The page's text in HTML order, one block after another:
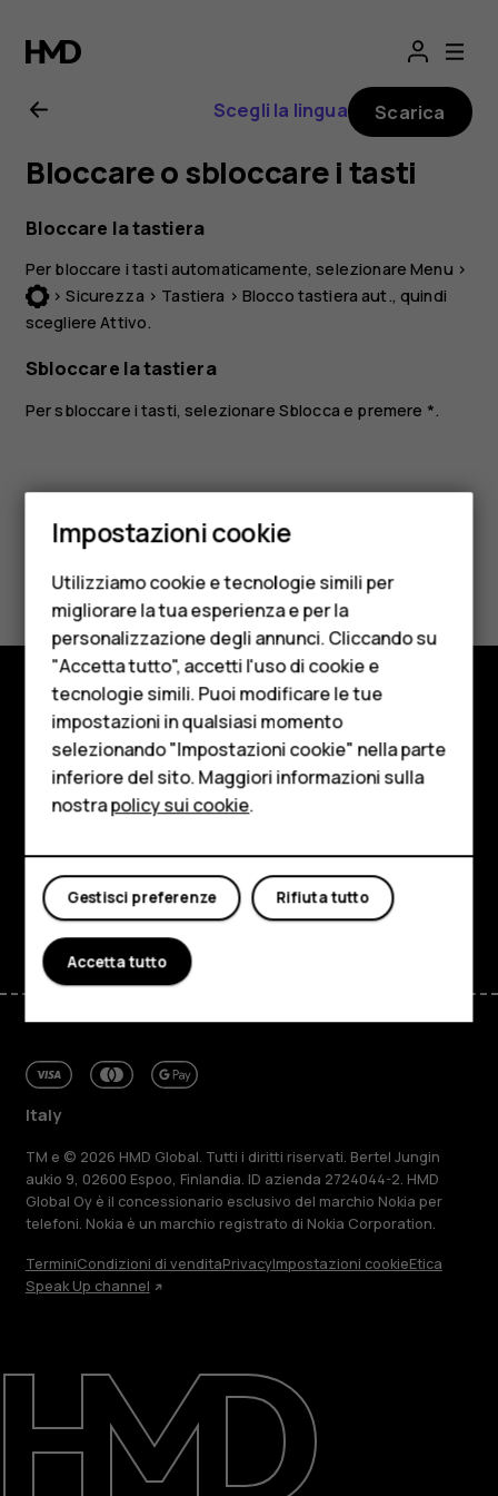
Manuale
d'uso
del
Nokia
3310
3G
Smartphone
Cellulari
Telefoni per anziani
Accessori
HMD Terra M
Per le imprese
Tablet
Negozio
Il mio account
Ripara, riutilizza, ricicla
Sostenibilità
Assistenza
Scegli la lingua Scarica
Bloccare o sbloccare i tasti
Bloccare la tastiera
Per bloccare i tasti automaticamente, selezionareMenu >
>Sicurezza > Tastiera > Blocco tastiera aut., quindi
scegliereAttivo.
Sbloccare la tastiera
Per sbloccare i tasti, selezionare Sblocca e premere *.
Sì No
Negozio
Informazioni su
Planet and people
Assistenza
FacebookInstagram
TiktokYoutubeLinkedinDiscord
Italy
TM e © 2026 HMD Global. Tutti i diritti riservati. Bertel Jungin
aukio 9, 02600 Espoo, Finlandia. ID azienda 2724044-2. HMD
Global Oy è il concessionario esclusivo del marchio Nokia per
telefoni. Nokia è un marchio registrato di Nokia Corporation.
TerminiCondizioni di venditaPrivacyImpostazioni cookieEtica
Speak Up channel
Impostazioni cookie
Utilizziamo cookie e tecnologie simili per
migliorare la tua esperienza e per la
personalizzazione degli annunci. Cliccando su
"Accetta tutto", accetti l'uso di cookie e
tecnologie simili. Puoi modificare le tue
impostazioni in qualsiasi momento
selezionando "Impostazioni cookie" nella parte
inferiore del sito. Maggiori informazioni sulla
nostrapolicy sui cookie.
Rifiuta tutto
Gestisci preferenze
Accetta tutto